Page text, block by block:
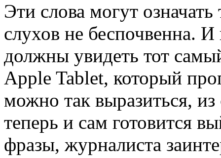
Эти слова могут
слухов не беспочвенна.
должны увидеть тот
Apple Tablet, который
можно так выразиться,
теперь и сам готовится
фразы, журналиста